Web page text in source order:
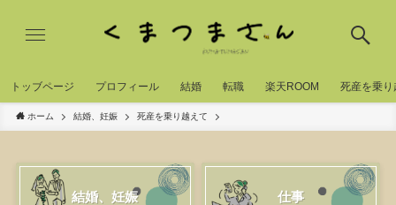
トッブページ プロフィール 結婚 転職 楽天ROOM 死産を乗り
ホーム 結婚、妊娠 死産を乗り越えて
結婚、妊娠 仕事